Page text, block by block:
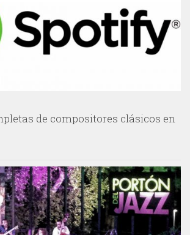
de compositores clásicos en